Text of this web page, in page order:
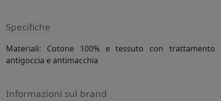
Specifiche
Materiali: Cotone 100% e tessuto con trattamento
antigoccia e antimacchia
Informazioni sul brand